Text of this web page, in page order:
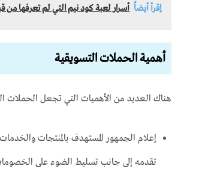
إقرأ أيضاً أسرار لعبة كود نيم التي لم تعرفها من
أهمية الحملات التسويقية
هناك العديد من الأهميات التي تجعل الحملات
إعلام الجمهور المستهدف بالمنتجات
تقدمه إلى جانب تسليط الضوء على